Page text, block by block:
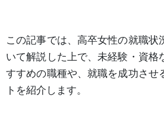
この記事では、高卒女性の就職状
いて解説した上で、未経験・資格
すすめの職種や、就職を成功させ
トを紹介します。